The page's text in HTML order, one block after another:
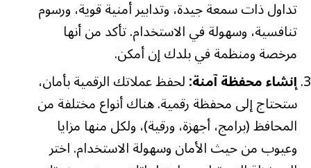
تداول ذات سمعة جيدة، وتدابير أمنية قوية، ورسوم
تنافسية، وسهولة في الاستخدام. تأكد من أنها
مرخصة ومنظمة في بلدك إن أمكن.
إنشاء محفظة آمنة:لحفظ عملاتك الرقمية بأمان،
ستحتاج إلى محفظة رقمية. هناك أنواع مختلفة من
المحافظ (برامج، أجهزة، ورقية)، ولكل منها مزايا
وعيوب من حيث الأمان وسهولة الاستخدام. اختر